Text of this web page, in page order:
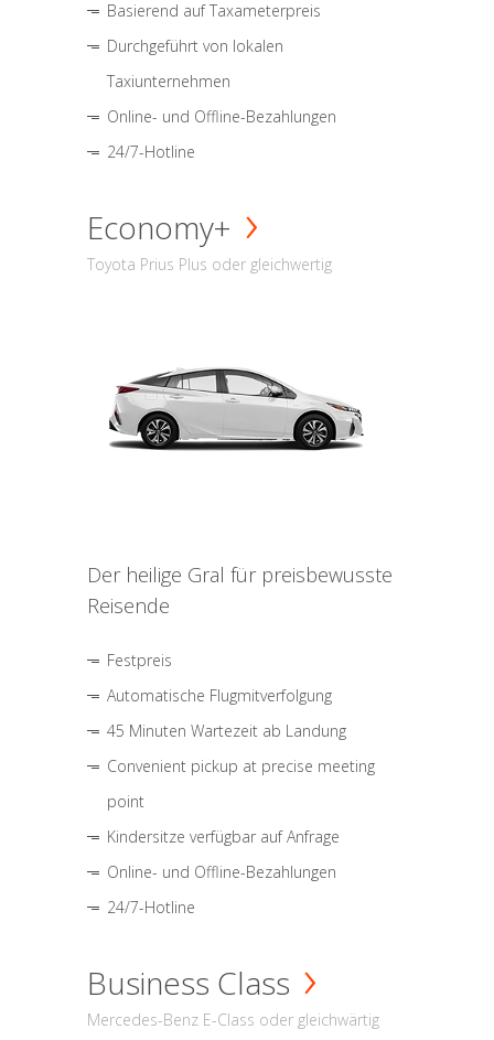
Basierend auf Taxameterpreis
Durchgeführt von lokalen
Taxiunternehmen
Online- und Offline-Bezahlungen
24/7-Hotline
Economy+
Toyota Prius Plus oder gleichwertig
Der heilige Gral für preisbewusste
Reisende
Festpreis
Automatische Flugmitverfolgung
45 Minuten Wartezeit ab Landung
Convenient pickup at precise meeting
point
Kindersitze verfügbar auf Anfrage
Online- und Offline-Bezahlungen
24/7-Hotline
Business Class
Mercedes-Benz E-Class oder gleichwärtig